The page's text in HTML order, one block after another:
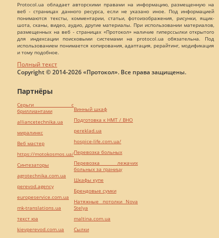
Protocol.ua обладает авторскими правами на информацию, размещенную на
веб - страницах данного ресурса, если не указано иное. Под информацией
понимаются тексты, комментарии, статьи, фотоизображения, рисунки, ящик-
шота, сканы, видео, аудио, другие материалы. При использовании материалов,
размещенных на веб - страницах «Протокол» наличие гиперссылки открытого
для индексации поисковыми системами на protocol.ua обязательна. Под
использованием понимается копирования, адаптация, рерайтинг, модификация
и тому подобное.
Полный текст
Copyright © 2014-2026 «Протокол». Все права защищены.
Партнёры
Серьги с
бриллиантами
alliancetechnika.ua
миралинкс
Веб мастер
https://motokosmos.ua/
Синтезаторы
agrotechnika.com.ua
perevod.agency
europeservice.com.ua
mk-translations.ua
текст юа
kievperevod.com.ua
Винный шкаф
Подготовка к НМТ / ВНО
pereklad.ua
hospice-life.com.ua/
Перевозка больных
Перевозка лежачих
больных за границу
Шкафы купе
Брендовые сумки
Натяжные потолки Nova
Stelya
maltina.com.ua
Cылки